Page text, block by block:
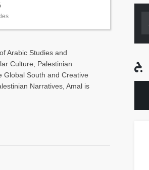
Arabic Studies and
Culture, Palestinian
Global South and Creative
Narratives, Amal is